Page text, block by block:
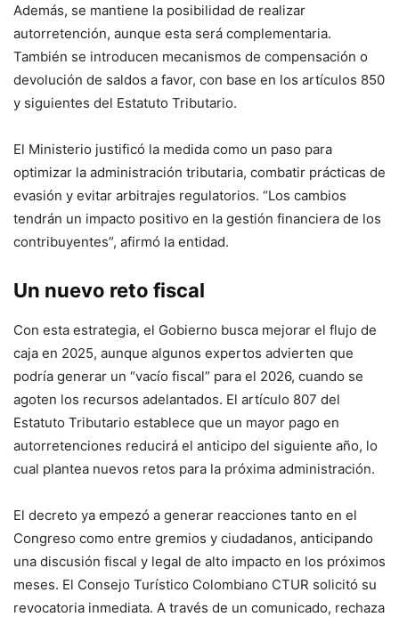
Además, se mantiene la posibilidad de realizar
autorretención, aunque esta será complementaria.
También se introducen mecanismos de compensación o
devolución de saldos a favor, con base en los artículos 850
y siguientes del Estatuto Tributario.
El Ministerio justificó la medida como un paso para
optimizar la administración tributaria, combatir prácticas de
evasión y evitar arbitrajes regulatorios. “Los cambios
tendrán un impacto positivo en la gestión financiera de los
contribuyentes”, afirmó la entidad.
Un nuevo reto fiscal
Con esta estrategia, el Gobierno busca mejorar el flujo de
caja en 2025, aunque algunos expertos advierten que
podría generar un “vacío fiscal” para el 2026, cuando se
agoten los recursos adelantados. El artículo 807 del
Estatuto Tributario establece que un mayor pago en
autorretenciones reducirá el anticipo del siguiente año, lo
cual plantea nuevos retos para la próxima administración.
El decreto ya empezó a generar reacciones tanto en el
Congreso como entre gremios y ciudadanos, anticipando
una discusión fiscal y legal de alto impacto en los próximos
meses. El Consejo Turístico Colombiano CTUR solicitó su
revocatoria inmediata. A través de un comunicado, rechaza